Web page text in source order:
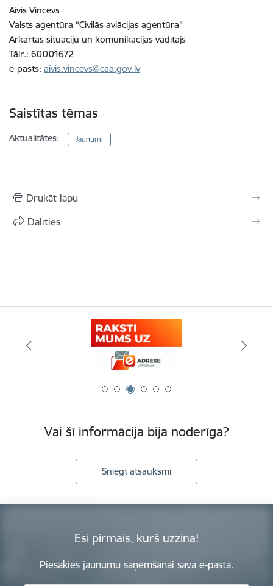
Aivis Vincevs
Valsts aģentūra “Civilās aviācijas aģentūra”
Ārkārtas situāciju un komunikācijas vadītājs
Tālr.: 60001672
e-pasts: aivis.vincevs@caa.gov.lv
Saistītas tēmas
Aktualitātes: Jaunumi
Drukāt lapu
Dalīties
Vai šī informācija bija noderīga?
Sniegt atsauksmi
Esi pirmais, kurš uzzina!
Piesakies jaunumu saņemšanai savā e-pastā.